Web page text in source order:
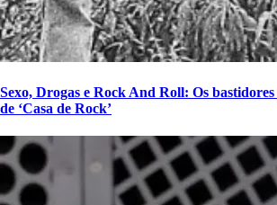
Sexo, Drogas e Rock And Roll: Os
de ‘Casa de Rock’